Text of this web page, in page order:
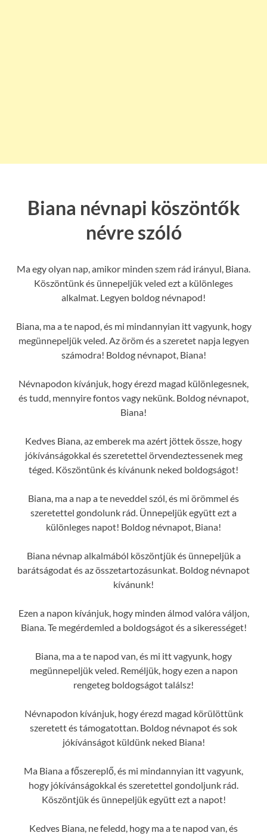
Biana névnapi köszöntők
névre szóló
Ma egy olyan nap, amikor minden szem rád irányul, Biana.
Köszöntünk és ünnepeljük veled ezt a különleges
alkalmat. Legyen boldog névnapod!
Biana, ma a te napod, és mi mindannyian itt vagyunk, hogy
megünnepeljük veled. Az öröm és a szeretet napja legyen
számodra! Boldog névnapot, Biana!
Névnapodon kívánjuk, hogy érezd magad különlegesnek,
és tudd, mennyire fontos vagy nekünk. Boldog névnapot,
Biana!
Kedves Biana, az emberek ma azért jöttek össze, hogy
jókívánságokkal és szeretettel örvendeztessenek meg
téged. Köszöntünk és kívánunk neked boldogságot!
Biana, ma a nap a te neveddel szól, és mi örömmel és
szeretettel gondolunk rád. Ünnepeljük együtt ezt a
különleges napot! Boldog névnapot, Biana!
Biana névnap alkalmából köszöntjük és ünnepeljük a
barátságodat és az összetartozásunkat. Boldog névnapot
kívánunk!
Ezen a napon kívánjuk, hogy minden álmod valóra váljon,
Biana. Te megérdemled a boldogságot és a sikerességet!
Biana, ma a te napod van, és mi itt vagyunk, hogy
megünnepeljük veled. Reméljük, hogy ezen a napon
rengeteg boldogságot találsz!
Névnapodon kívánjuk, hogy érezd magad körülöttünk
szeretett és támogatottan. Boldog névnapot és sok
jókívánságot küldünk neked Biana!
Ma Biana a főszereplő, és mi mindannyian itt vagyunk,
hogy jókívánságokkal és szeretettel gondoljunk rád.
Köszöntjük és ünnepeljük együtt ezt a napot!
Kedves Biana, ne feledd, hogy ma a te napod van, és